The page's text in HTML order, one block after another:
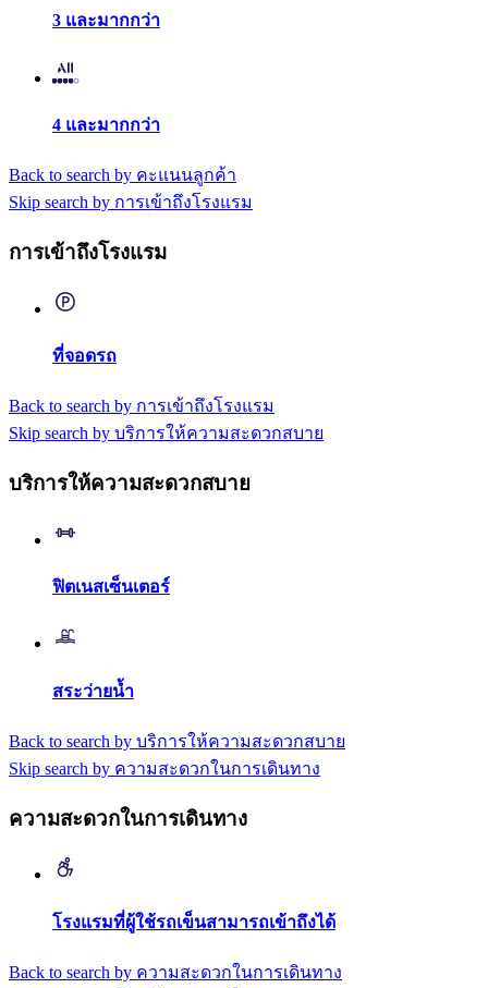
3 และมากกว่า
4 และมากกว่า
Back to search by คะแนนลูกค้า
Skip search by การเข้าถึงโรงแรม
การเข้าถึงโรงแรม
ที่จอดรถ
Back to search by การเข้าถึงโรงแรม
Skip search by บริการให้ความสะดวกสบาย
บริการให้ความสะดวกสบาย
ฟิตเนสเซ็นเตอร์
สระว่ายน้ำ
Back to search by บริการให้ความสะดวกสบาย
Skip search by ความสะดวกในการเดินทาง
ความสะดวกในการเดินทาง
โรงแรมที่ผู้ใช้รถเข็นสามารถเข้าถึงได้
Back to search by ความสะดวกในการเดินทาง